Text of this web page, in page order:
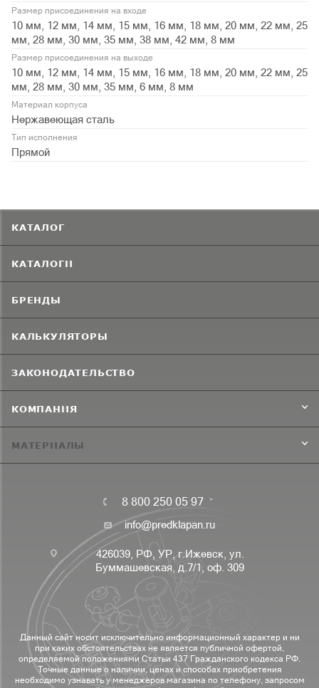
Размер присоединения на входе
10 мм, 12 мм, 14 мм, 15 мм, 16 мм, 18 мм, 20 мм, 22 мм, 25
мм, 28 мм, 30 мм, 35 мм, 38 мм, 42 мм, 8 мм
Размер присоединения на выходе
10 мм, 12 мм, 14 мм, 15 мм, 16 мм, 18 мм, 20 мм, 22 мм, 25
мм, 28 мм, 30 мм, 35 мм, 6 мм, 8 мм
Материал корпуса
Нержавеющая сталь
Тип исполнения
Прямой
КАТАЛОГ
КАТАЛОГИ
БРЕНДЫ
КАЛЬКУЛЯТОРЫ
ЗАКОНОДАТЕЛЬСТВО
КОМПАНИЯ
МАТЕРИАЛЫ
8 800 250 05 97
info@predklapan.ru
426039, РФ, УР, г.Ижевск, ул.
Буммашевская, д.7/1, оф. 309
Данный сайт носит исключительно информационный характер и ни
при каких обстоятельствах не является публичной офертой,
определяемой положениями Статьи 437 Гражданского кодекса РФ.
Точные данные о наличии, ценах и способах приобретения
необходимо узнавать у менеджеров магазина по телефону, запросом